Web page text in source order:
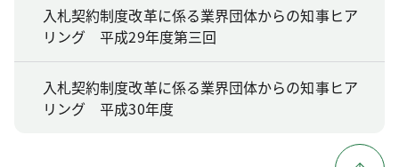
入札契約制度改革に係る業界団体からの知事ヒア
リング 平成29年度第三回
入札契約制度改革に係る業界団体からの知事ヒア
リング 平成30年度